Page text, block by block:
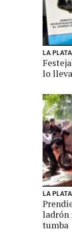
LA PLATA
lo
LA PLATA
ladrón
tumba